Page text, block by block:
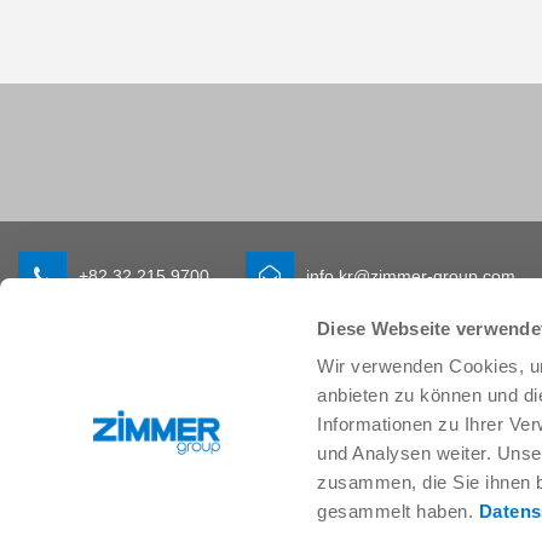
Diese Webseite
Wir verwenden Cookies,
anbieten zu können und
Informationen zu Ihrer
und Analysen weiter.
zusammen, die Sie ihnen
gesammelt haben.
+82 32 215 9700 info.kr@zimmer-group.com
기계 및 플랜트 엔지니어링
제품
새 소식
구성 부품
시스템 솔루션
공정 기술
SOFT CLOSE